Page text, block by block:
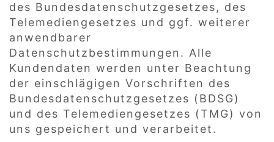
des Bundesdatenschutzgesetzes, des
Telemediengesetzes und ggf. weiterer
anwendbarer
Datenschutzbestimmungen. Alle
Kundendaten werden unter Beachtung
der einschlägigen Vorschriften des
Bundesdatenschutzgesetzes (BDSG)
und des Telemediengesetzes (TMG) von
uns gespeichert und verarbeitet.